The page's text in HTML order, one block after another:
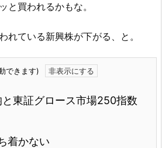
と買われるかもな。
れている新興株が下がる、と。
できます)
東証グロース市場250指数
着かない